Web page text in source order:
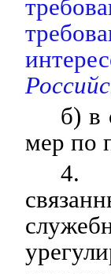
б) в
мер по
4.